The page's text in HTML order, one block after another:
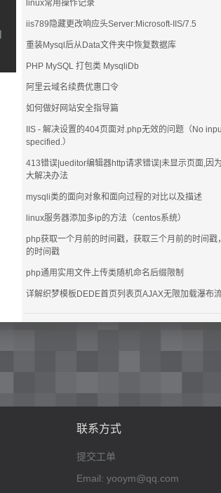
linux常用操作记录
iis789隐藏更改响应头Server:Microsoft-IIS/7.5
重装Mysql后从Data文件夹中恢复数据库
PHP MySQL 打包类 MysqliDb
阿里云域名续费优惠口令
如何做好网站安全指导篇
IIS - 解决设置的404页面对.php无效的问题（No
specified.）
413错误|ueditor编辑器http请求错误|未显示页面,因
大解决办法
mysqli类的面向对象和面向过程的对比以及描述
linux服务器添加多ip的方法（centos系统）
php获取一个月前的时间戳，获取三个月前的时间戳
的时间戳
php通用实用文件上传类随机命名后缀限制
详解织梦模板DEDE首页列表页AJAX无限加载瀑布
联系方式
提交工单
Email: yooym@qq.com